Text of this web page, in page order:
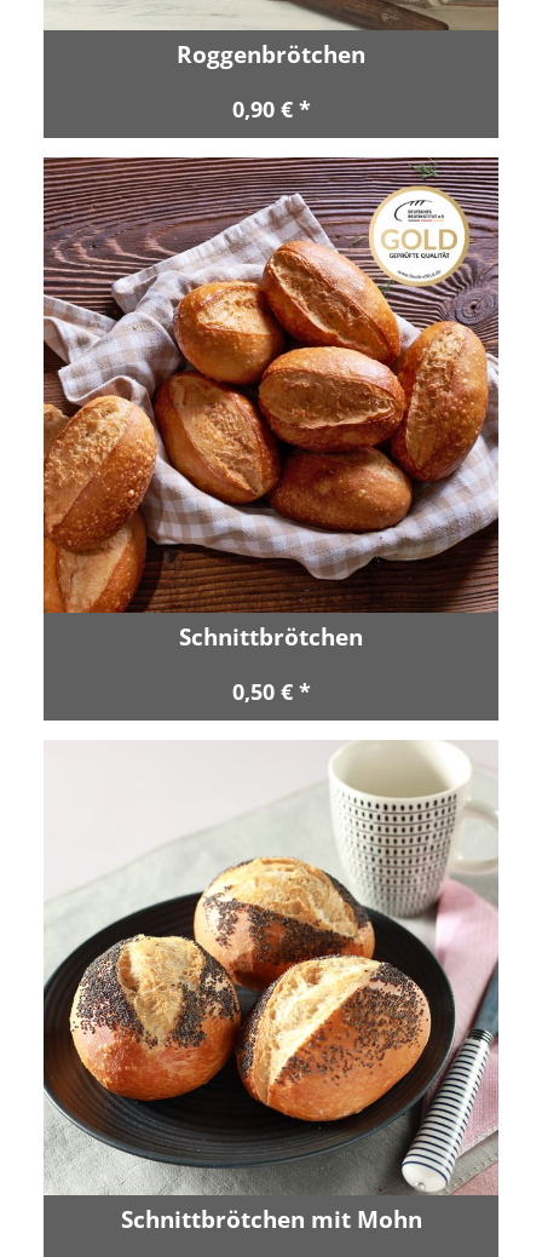
Roggenbrötchen
0,90 € *
Schnittbrötchen
0,50 € *
Schnittbrötchen mit Mohn